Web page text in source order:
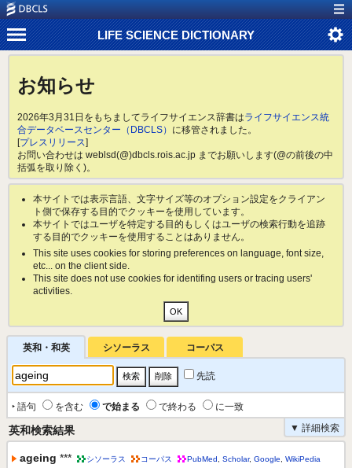
LIFE SCIENCE DICTIONARY
お知らせ
2026年3月31日をもちましてライフサイエンス辞書はライフサイエンス統
合データベースセンター（DBCLS） に移管されました。
[プレスリリース]
お問い合わせは weblsd(@)dbcls.rois.ac.jp までお願いします(@の前後の中
括弧を取り除く)。
本サイトでは表示言語、文字サイズ等のオプション設定をクライアン
ト側で保存する目的でクッキーを使用しています。
本サイトではユーザを特定する目的もしくはユーザの検索行動を追跡
する目的でクッキーを使用することはありません。
This site uses cookies for storing preferences on language, font size,
etc... on the client side.
This site does not use cookies for identifing users or tracing users'
activities.
英和・和英 シソーラス コーパス
先読
‣ 語句 を含む で始まる で終わる
に一致
▼ 詳細検索
英和検索結果
ageing *** シソーラス コーパス PubMed Scholar, Google WikiPedia